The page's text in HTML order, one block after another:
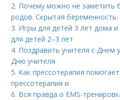
2. Почему можно не заметить
родов. Скрытая
3. Игры для детей 3 лет дома
для детей 2–3 лет
4. Поздравить учителя с Днем
Дню учителя
5. Как прессотерапия
прессотерапия и
6. Вся правда о EMS-